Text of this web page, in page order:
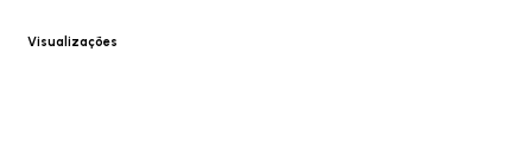
Visualizações